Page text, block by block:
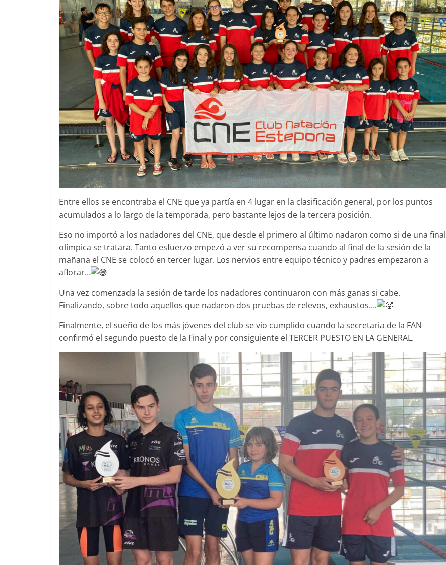
Entre ellos se encontraba el CNE que ya partía en 4 lugar en la clasificación general, por los puntos
acumulados a lo largo de la temporada, pero bastante lejos de la tercera posición.
Eso no importó a los nadadores del CNE, que desde el primero al último nadaron como si de una final
olímpica se tratara. Tanto esfuerzo empezó a ver su recompensa cuando al final de la sesión de la
mañana el CNE se colocó en tercer lugar. Los nervios entre equipo técnico y padres empezaron a
aflorar…
Una vez comenzada la sesión de tarde los nadadores continuaron con más ganas si cabe.
Finalizando, sobre todo aquellos que nadaron dos pruebas de relevos, exhaustos….
Finalmente, el sueño de los más jóvenes del club se vio cumplido cuando la secretaria de la FAN
confirmó el segundo puesto de la Final y por consiguiente el TERCER PUESTO EN LA GENERAL.